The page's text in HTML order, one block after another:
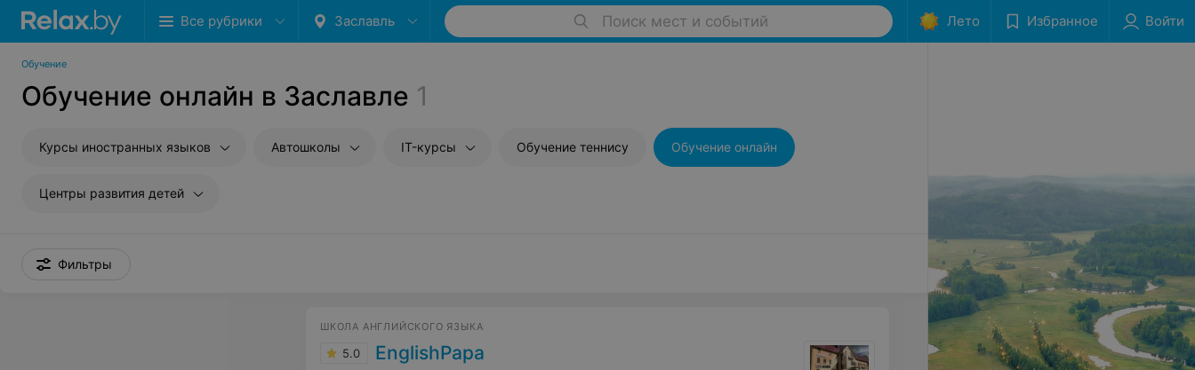
Все рубрики Заславль Поиск мест и событий Лето Избранное Войти
Обучение
Обучение онлайн в Заславле 1
Курсы иностранных языков Автошколы IT-курсы Обучение теннису Обучение онлайн
Центры развития детей
Фильтры
ШКОЛА АНГЛИЙСКОГО ЯЗЫКА
5.0 EnglishPapa